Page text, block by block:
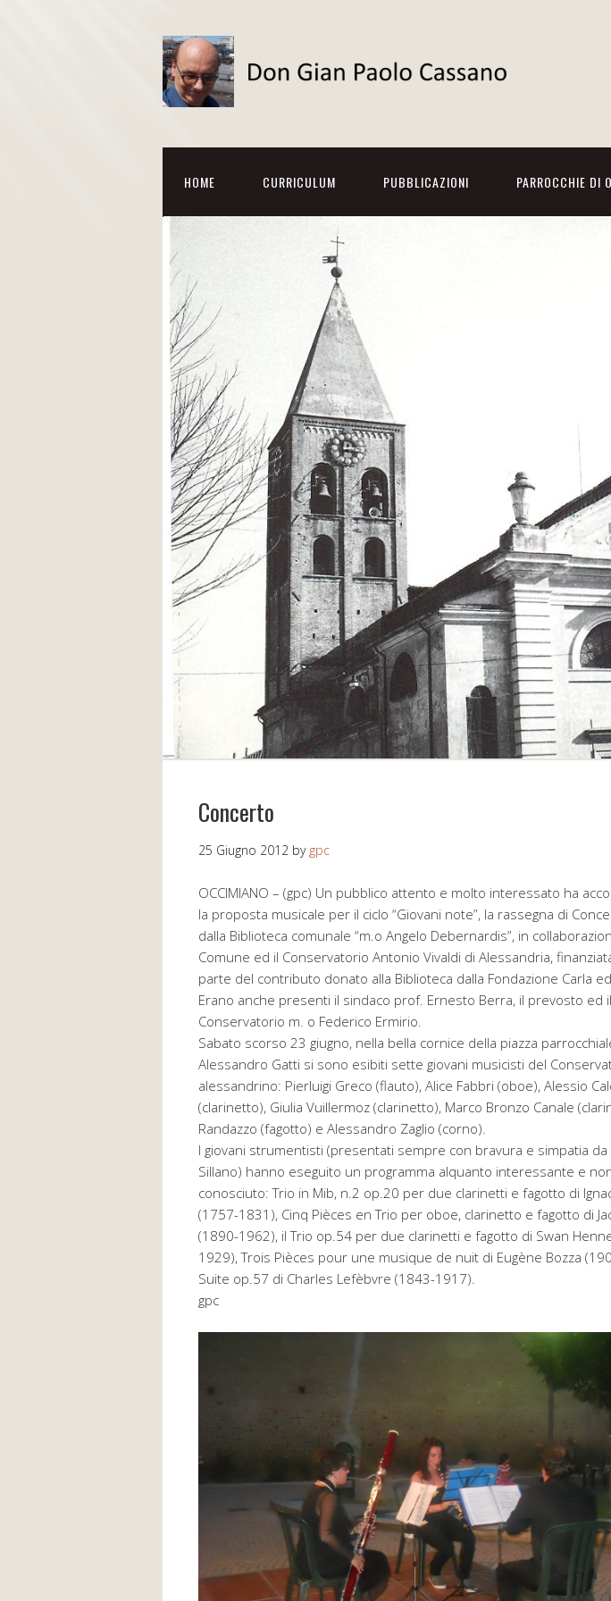
HOME CURRICULUM PUBBLICAZIONI PARROCCHIE DI
Concerto
25 Giugno 2012 by gpc
OCCIMIANO – (gpc) Un pubblico attento e molto interessato ha
la proposta musicale per il ciclo “Giovani note”, la rassegna di
dalla Biblioteca comunale “m.o Angelo Debernardis”, in
Comune ed il Conservatorio Antonio Vivaldi di Alessandria,
parte del contributo donato alla Biblioteca dalla Fondazione Carla
Erano anche presenti il sindaco prof. Ernesto Berra, il prevosto ed
Conservatorio m. o Federico Ermirio.
Sabato scorso 23 giugno, nella bella cornice della piazza
Alessandro Gatti si sono esibiti sette giovani musicisti del
alessandrino: Pierluigi Greco (flauto), Alice Fabbri (oboe), Alessio
(clarinetto), Giulia Vuillermoz (clarinetto), Marco Bronzo Canale
Randazzo (fagotto) e Alessandro Zaglio (corno).
I giovani strumentisti (presentati sempre con bravura e simpatia da
Sillano) hanno eseguito un programma alquanto interessante e
conosciuto: Trio in Mib, n.2 op.20 per due clarinetti e fagotto di
(1757-1831), Cinq Pièces en Trio per oboe, clarinetto e fagotto di
(1890-1962), il Trio op.54 per due clarinetti e fagotto di Swan
1929), Trois Pièces pour une musique de nuit di Eugène Bozza
Suite op.57 di Charles Lefèbvre (1843-1917).
gpc